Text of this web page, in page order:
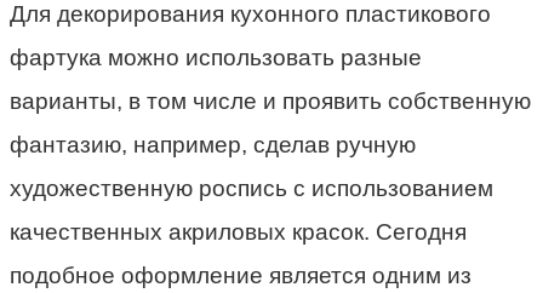
Для декорирования кухонного пластикового
фартука можно использовать разные
варианты, в том числе и проявить собственную
фантазию, например, сделав ручную
художественную роспись с использованием
качественных акриловых красок. Сегодня
подобное оформление является одним из